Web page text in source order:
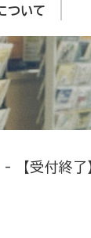
ついて
【受付終